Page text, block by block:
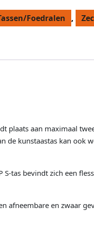
Foedralen ,
plaats aan maximaal
de kunstaastas kan ook
S-tas bevindt zich een
afneembare en zwaar